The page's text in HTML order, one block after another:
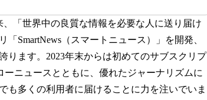
「世界中の良質な情報を必要な人に送り届け
SmartNews（スマートニュース）」を開発、
ります。2023年末からは初めてのサブスクリプ
ーニュースとともに、優れたジャーナリズムに
も多くの利用者に届けることに力を注いでいま